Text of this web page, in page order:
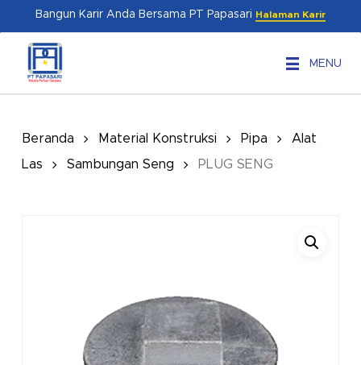
content
Bangun Karir Anda Bersama PT Papasari Halaman Karir
MENU
Beranda Material Konstruksi Pipa
Alat
Las
Sambungan Seng PLUG SENG
Menu